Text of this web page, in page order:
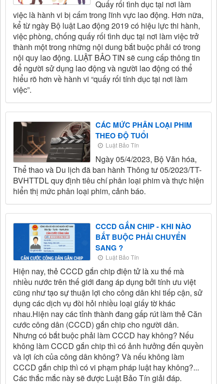
Quấy rối tình dục tại nơi làm
việc là hành vi bị cấm trong lĩnh vực lao động. Hơn nữa,
kể từ ngày Bộ luật Lao động 2019 có hiệu lực thi hành,
việc phòng, chống quấy rối tình dục tại nơi làm việc trở
thành một trong những nội dung bắt buộc phải có trong
nội quy lao động. LUẬT BẢO TIN sẽ cung cấp thông tin
để người sử dụng lao động và người lao động có thể
hiểu rõ hơn về hành vi “quấy rối tính dục tại nơi làm
việc”.
CÁC MỨC PHÂN LOẠI PHIM
THEO ĐỘ TUỔI
Luật Bảo Tín
Ngày 05/4/2023, Bộ Văn hóa,
Thể thao và Du lịch đã ban hành Thông tư 05/2023/TT-
BVHTTDL quy định tiêu chí phân loại phim và thực hiện
hiển thị mức phân loại phim, cảnh báo.
CCCD GẮN CHIP - KHI NÀO
BẮT BUỘC PHẢI CHUYỂN
SANG ?
Luật Bảo Tín
Hiện nay, thẻ CCCD gắn chip điện tử là xu thế mà
nhiều nước trên thế giới đang áp dụng bởi tính ưu việt
cũng như tạo sự thuận lợi cho công dân khi tiếp cận, sử
dụng các dịch vụ đòi hỏi nhiều loại giấy tờ khác
nhau.Hiện nay các tỉnh thành đang gấp rút làm thẻ Căn
cước công dân (CCCD) gắn chip cho người dân.
Nhưng có bắt buộc phải làm CCCD hay không? Nếu
không làm CCCD gắn chip thì có ảnh hưởng đến quyền
và lợi ích của công dân không? Và nếu không làm
CCCD gắn chip thì có vi phạm pháp luật hay không?...
Các thắc mắc này sẽ được Luật Bảo Tín giải đáp.